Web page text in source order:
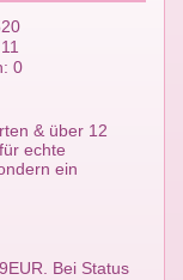
& über 12
echte
ein
Bei Status
0